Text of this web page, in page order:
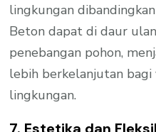
lingkungan
Beton dapat di daur
penebangan pohon,
lebih berkelanjutan
lingkungan.
7. Estetika dan